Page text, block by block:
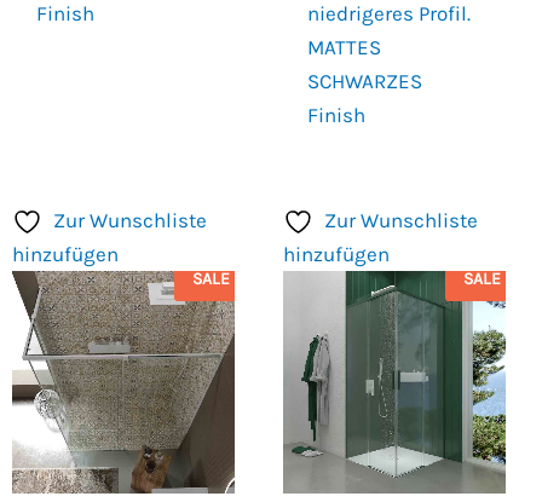
Finish
niedrigeres Profil.
MATTES
SCHWARZES
Finish
Zur Wunschliste
hinzufügen
SALE
Zur Wunschliste
hinzufügen
SALE